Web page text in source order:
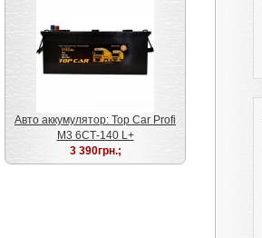
Авто аккумулятор: Varta
Авто аккумулятор: Top Car Profi
M3 6СТ-140 L+
3 390грн.;